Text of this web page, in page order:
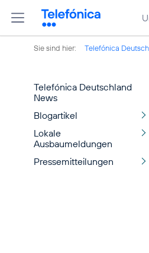
Sie sind hier: Telefónica
Telefónica Deutschland
News
Blogartikel
Lokale
Ausbaumeldungen
Pressemitteilungen